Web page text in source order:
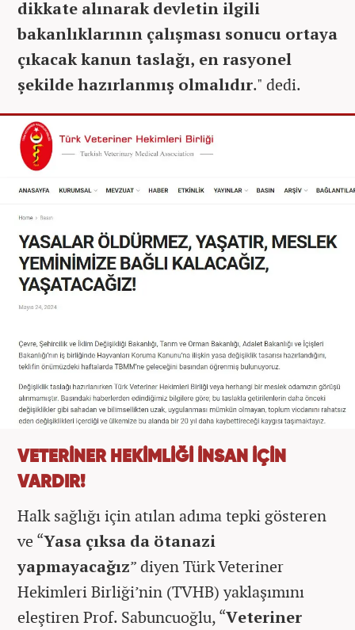
dikkate alınarak devletin ilgili
bakanlıklarının çalışması sonucu ortaya
çıkacak kanun taslağı, en rasyonel
şekilde hazırlanmış olmalıdır." dedi.
VETERİNER HEKİMLİĞİ İNSAN İÇİN
VARDIR!
Halk sağlığı için atılan adıma tepki gösteren
ve “Yasa çıksa da ötanazi
yapmayacağız” diyen Türk Veteriner
Hekimleri Birliği’nin (TVHB) yaklaşımını
eleştiren Prof. Sabuncuoğlu, “Veteriner